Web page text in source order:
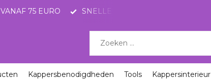
75 EURO SNELLE LEVERING MET POSTNL
Kappersbenodigdheden Tools Kappersinterieur